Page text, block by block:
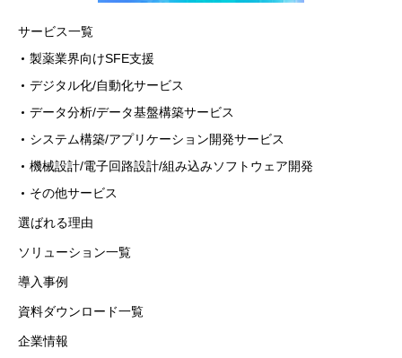
サービス一覧
製薬業界向けSFE支援
デジタル化/自動化サービス
データ分析/データ基盤構築サービス
システム構築/アプリケーション開発サービス
機械設計/電子回路設計/組み込みソフトウェア開発
その他サービス
選ばれる理由
ソリューション一覧
導入事例
資料ダウンロード一覧
企業情報